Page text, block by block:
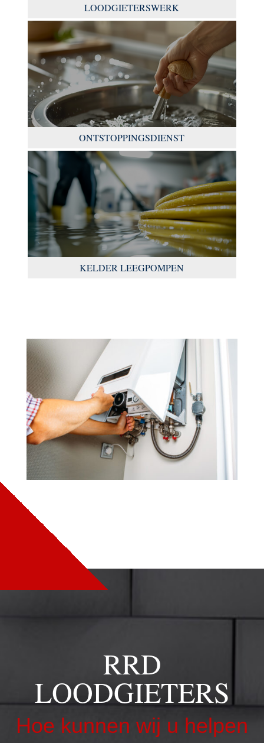
LOODGIETERSWERK
ONTSTOPPINGSDIENST
KELDER LEEGPOMPEN
RRD
LOODGIETERS
Hoe kunnen wij u helpen